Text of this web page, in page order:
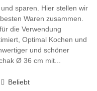
sparen. Hier stellen wir
Waren zusammen.
die Verwendung
Optimal Kochen und
und schöner
Ø 36 cm mit...
Beliebt